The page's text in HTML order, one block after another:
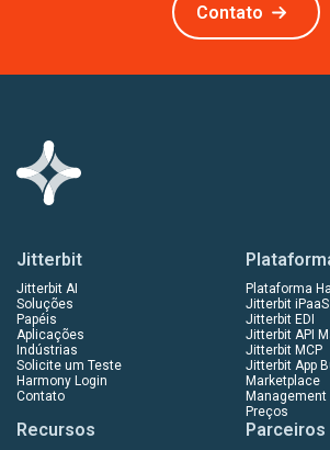
Contato
Jitterbit
Jitterbit AI
Soluções
Papéis
Aplicações
Indústrias
Solicite um Teste
Harmony Login
Contato
Plataforma
Jitterbit iPaaS
Jitterbit EDI
Jitterbit API
Jitterbit MCP
Jitterbit App
Marketplace
Preços
Recursos Parceiros